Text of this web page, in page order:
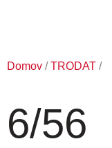
Domov /TRODAT /
6/56